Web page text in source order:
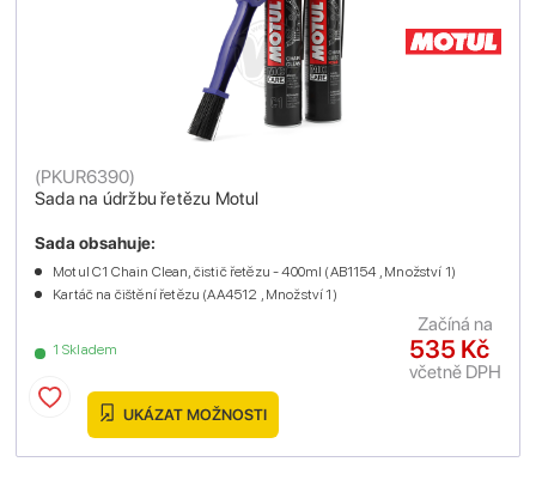
Sada na údržbu řetězu Motul
(PKUR6390)
1 Skladem
Sada obsahuje:
Motul C1 Chain Clean, čistič řetězu - 400ml (AB1154 , Množství 1)
Kartáč na čištění řetězu (AA4512 , Množství 1)
535 Kč
včetně DPH
Začíná na
UKÁZAT MOŽNOSTI